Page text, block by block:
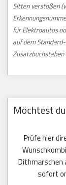
Sitten verstoßen
für Elektroautos
auf dem
Möchtest
Prüfe hier
Dithmarschen
sofort